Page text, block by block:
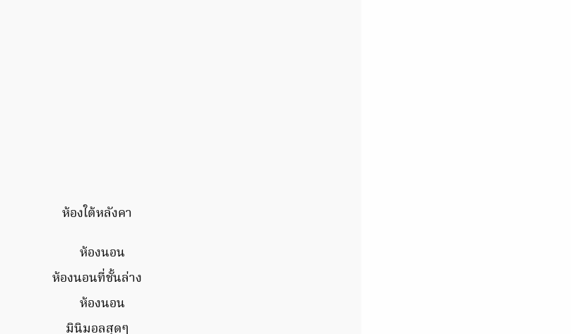
ห้องใต้หลังคา
ห้องนอนที่ชั้นล่าง
มินิมอลสุดๆ